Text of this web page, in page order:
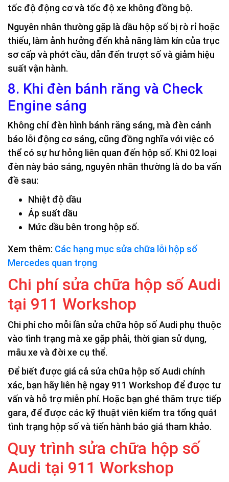
tốc độ động cơ và tốc độ xe không đồng bộ.
Nguyên nhân thường gặp là dầu hộp số bị rò rỉ hoặc
thiếu, làm ảnh hưởng đến khả năng làm kín của trục
sơ cấp và phớt cầu, dẫn đến trượt số và giảm hiệu
suất vận hành.
8. Khi đèn bánh răng và Check
Engine sáng
Không chỉ đèn hình bánh răng sáng, mà đèn cảnh
báo lỗi động cơ sáng, cũng đồng nghĩa với việc có
thể có sự hư hỏng liên quan đến hộp số. Khi 02 loại
đèn này báo sáng, nguyên nhân thường là do ba vấn
đề sau:
Nhiệt độ dầu
Áp suất dầu
Mức dầu bên trong hộp số.
Xem thêm: Các hạng mục sửa chữa lỗi hộp số
Mercedes quan trọng
Chi phí sửa chữa hộp số Audi
tại 911 Workshop
Chi phí cho mỗi lần sửa chữa hộp số Audi phụ thuộc
vào tình trạng mà xe gặp phải, thời gian sử dụng,
mẫu xe và đời xe cụ thể.
Để biết được giá cả sửa chữa hộp số Audi chính
xác, bạn hãy liên hệ ngay 911 Workshop để được tư
vấn và hỗ trợ miễn phí. Hoặc bạn ghé thăm trực tiếp
gara, để được các kỹ thuật viên kiểm tra tổng quát
tình trạng hộp số và tiến hành báo giá tham khảo.
Quy trình sửa chữa hộp số
Audi tại 911 Workshop